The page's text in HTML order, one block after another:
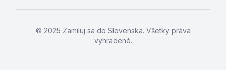
© 2025 Zamiluj sa do Slovenska. Všetky práva
vyhradené.